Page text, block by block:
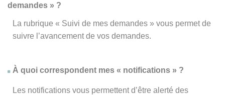
demandes » ?
La rubrique « Suivi de mes demandes » vous permet de
suivre l’avancement de vos demandes.
À quoi correspondent mes « notifications » ?
Les notifications vous permettent d’être alerté des